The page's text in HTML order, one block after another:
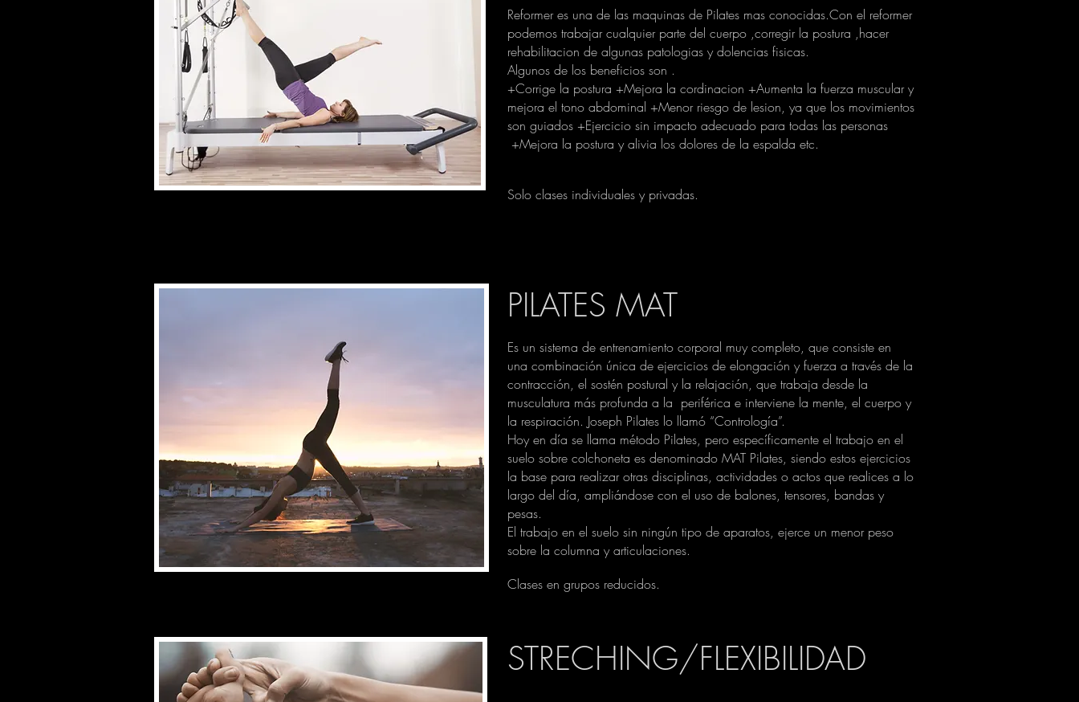
Reformer es una de las maquinas de Pilates mas conocidas.Con el reformer
podemos trabajar cualquier parte del cuerpo ,corregir la postura ,hacer
rehabilitacion de algunas patologias y dolencias fisicas.
Algunos de los beneficios son .
+Corrige la postura +Mejora la cordinacion +Aumenta la fuerza muscular y
mejora el tono abdominal +Menor riesgo de lesion, ya que los movimientos
son guiados +Ejercicio sin impacto adecuado para todas las personas
+Mejora la postura y alivia los dolores de la espalda etc.
Solo clases individuales y privadas.
PILATES MAT
Es un sistema de entrenamiento corporal muy completo, que consiste en
una combinación única de ejercicios de elongación y fuerza a través de la
contracción, el sostén postural y la relajación, que trabaja desde la
musculatura más profunda a la periférica e interviene la mente, el cuerpo y
la respiración. Joseph Pilates lo llamó “Contrología”.
Hoy en día se llama método Pilates, pero específicamente el trabajo en el
suelo sobre colchoneta es denominado MAT Pilates, siendo estos ejercicios
la base para realizar otras disciplinas, actividades o actos que realices a lo
largo del día, ampliándose con el uso de balones, tensores, bandas y
pesas.
El trabajo en el suelo sin ningún tipo de aparatos, ejerce un menor peso
sobre la columna y articulaciones.
Clases en grupos reducidos.
STRECHING/FLEXIBILIDAD